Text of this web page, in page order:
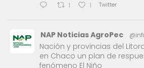
1 1 Twitter
NAP Noticias AgroPec
Nación y provincias del
en Chaco un plan de
fenómeno El Niño